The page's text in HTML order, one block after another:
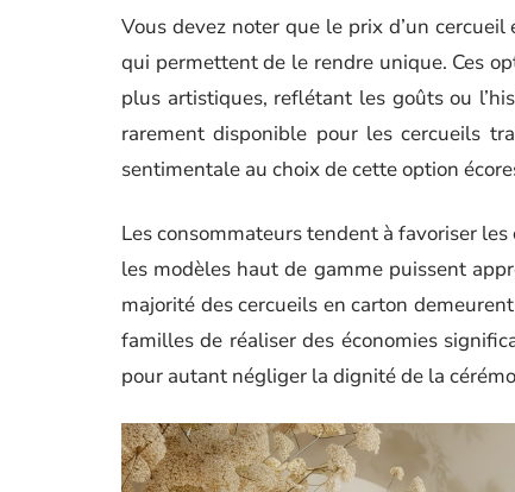
Vous devez noter que le prix d’un
qui permettent de le rendre unique. Ces
plus artistiques, reflétant les goûts ou
rarement disponible pour les cercueils
sentimentale au choix de cette option
Les consommateurs tendent à favoriser
les modèles haut de gamme puissent
majorité des cercueils en carton
familles de réaliser des économies
pour autant négliger la dignité de la